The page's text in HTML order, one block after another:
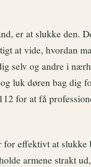
er at slukke den.
at vide, hvordan
selv og andre i
luk døren bag dig
for at få
effektivt at slukke
armene strakt